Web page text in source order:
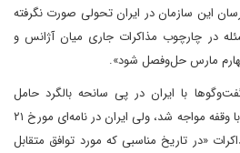
این سازمان در ایران تحولی صورت نگرفته
در چارچوب مذاکرات جاری میان آژانس و
چهارم مارس حل‌وفصل شود».
با ایران در پی سانحه بالگرد حامل
رئیس‌جمهوری ایران برای مدتی با وقفه مواجه شد، ولی ایران در نامه‌ای مورخ ۲۱
«در تاریخ مناسبی که مورد توافق متقابل